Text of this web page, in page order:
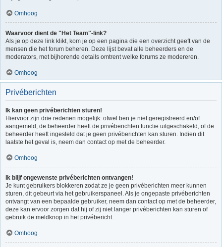
Omhoog
Waarvoor dient de "Het Team"-link?
Als je op deze link klikt, kom je op een pagina die een overzicht geeft van de
mensen die het forum beheren. Deze lijst bevat alle beheerders en de
moderators, met bijhorende details omtrent welke forums ze modereren.
Omhoog
Privéberichten
Ik kan geen privéberichten sturen!
Hiervoor zijn drie redenen mogelijk: ofwel ben je niet geregistreerd en/of
aangemeld, de beheerder heeft de privéberichten functie uitgeschakeld, of de
beheerder heeft ingesteld dat je geen privéberichten kan sturen. Indien dit
laatste het geval is, neem dan contact op met de beheerder.
Omhoog
Ik blijf ongewenste privéberichten ontvangen!
Je kunt gebruikers blokkeren zodat ze je geen privéberichten meer kunnen
sturen, dit gebeurt via het gebruikerspaneel. Als je ongepaste privéberichten
ontvangt van een bepaalde gebruiker, neem dan contact op met de beheerder,
deze kan ervoor zorgen dat hij of zij niet langer privéberichten kan sturen of
gebruik de meldknop in het privébericht.
Omhoog